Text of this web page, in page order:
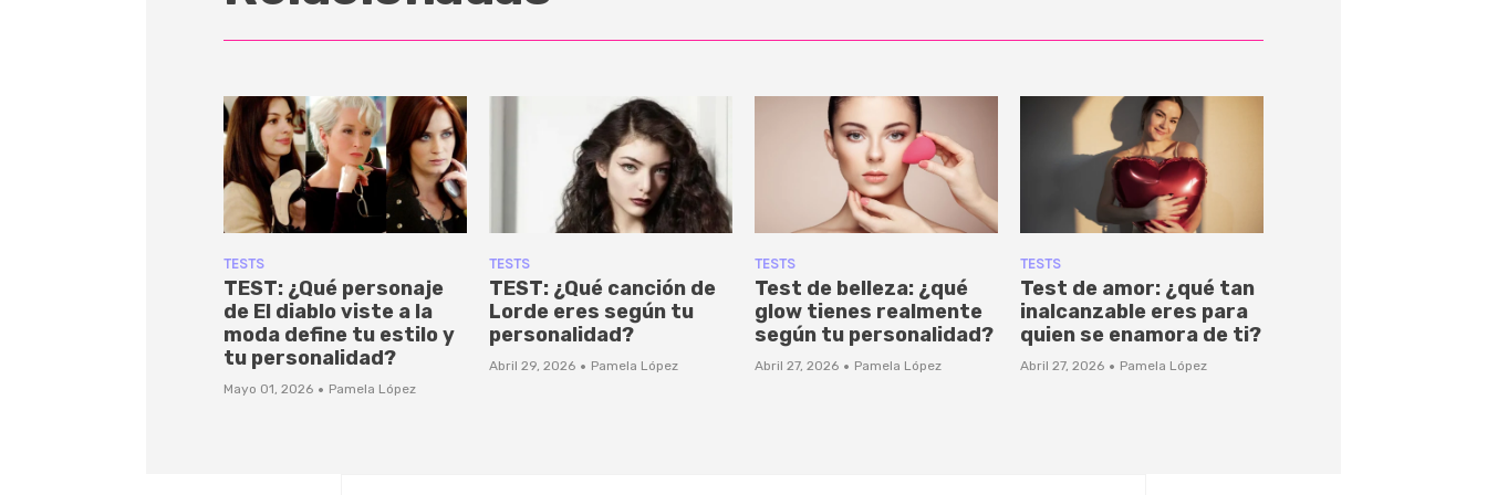
TESTS
TEST: ¿Qué personaje
de El diablo viste a la
moda define tu estilo y
tu personalidad?
Mayo 01, 2026 · Pamela López
TESTS
TEST: ¿Qué canción de
Lorde eres según tu
personalidad?
Abril 29, 2026 · Pamela López
TESTS
Test de belleza: ¿qué
glow tienes realmente
según tu personalidad?
Abril 27, 2026 · Pamela López
TESTS
Test de amor: ¿qué tan
inalcanzable eres para
quien se enamora de ti?
Abril 27, 2026 · Pamela López